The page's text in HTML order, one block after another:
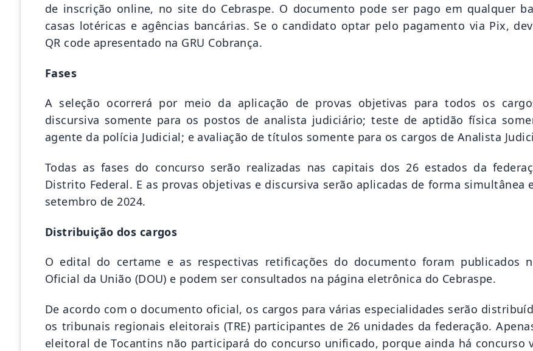
de inscrição online, no site do Cebraspe. O documento pode ser pago em qualquer
casas lotéricas e agências bancárias. Se o candidato optar pelo pagamento via Pix,
QR code apresentado na GRU Cobrança.
Fases
A seleção ocorrerá por meio da aplicação de provas objetivas para todos os
discursiva somente para os postos de analista judiciário; teste de aptidão física
agente da polícia Judicial; e avaliação de títulos somente para os cargos de Analista
Todas as fases do concurso serão realizadas nas capitais dos 26 estados da
Distrito Federal. E as provas objetivas e discursiva serão aplicadas de forma simultânea
setembro de 2024.
Distribuição dos cargos
O edital do certame e as respectivas retificações do documento foram publicados
Oficial da União (DOU) e podem ser consultados na página eletrônica do Cebraspe.
De acordo com o documento oficial, os cargos para várias especialidades serão
os tribunais regionais eleitorais (TRE) participantes de 26 unidades da federação.
eleitoral de Tocantins não participará do concurso unificado, porque ainda há concurso